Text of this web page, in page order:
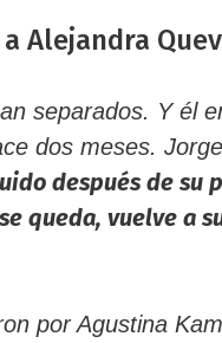
Alejandra
separados. Y él
dos meses.
después de su
queda, vuelve a
por Agustina